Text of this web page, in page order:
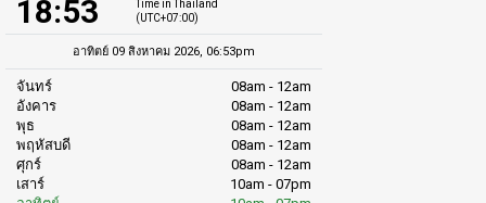
18:53
Time in Thailand
(UTC+07:00)
อาทิตย์ 09 สิงหาคม 2026, 06:53pm
จันทร์
08am - 12am
อังคาร
08am - 12am
พุธ
08am - 12am
พฤหัสบดี
08am - 12am
ศุกร์
08am - 12am
เสาร์
10am - 07pm